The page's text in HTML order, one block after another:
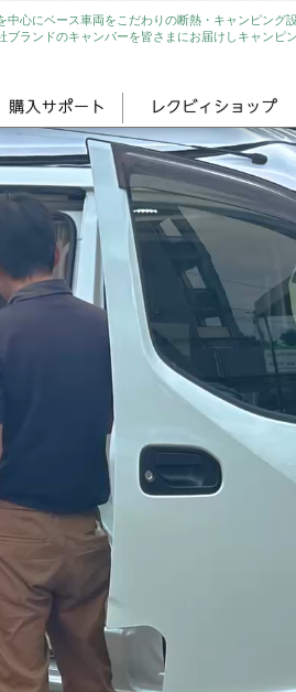
中心にベース車両をこだわりの断熱・キャンピング
ブランドのキャンパーを皆さまにお届けしキャン